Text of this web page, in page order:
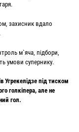
захисник вдало
м`яча, підбори,
умови супернику.
Угрекелідзе під тиском
голкіпера, але не
гол.